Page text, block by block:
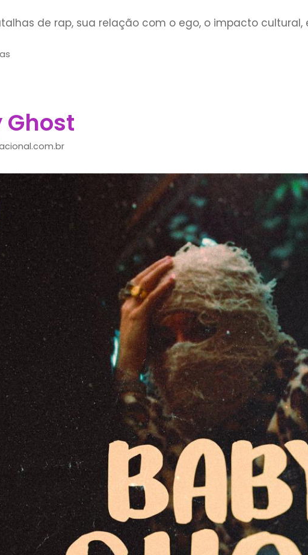
de rap, sua relação com o ego, o impacto
Ghost